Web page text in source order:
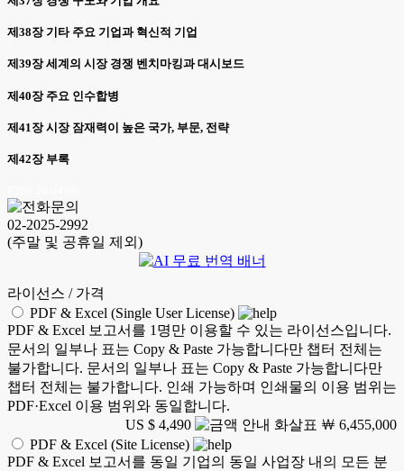
제38장 기타 주요 기업과 혁신적 기업
제39장 세계의 시장 경쟁 벤치마킹과 대시보드
제40장 주요 인수합병
제41장 시장 잠재력이 높은 국가, 부문, 전략
제42장 부록
02-2025-2992
(주말 및 공휴일 제외)
라이선스 / 가격
PDF & Excel (Single User License)
PDF & Excel 보고서를 1명만 이용할 수 있는 라이선스입니다.
문서의 일부나 표는 Copy & Paste 가능합니다만 챕터 전체는
불가합니다. 문서의 일부나 표는 Copy & Paste 가능합니다만
챕터 전체는 불가합니다. 인쇄 가능하며 인쇄물의 이용 범위는
PDF·Excel 이용 범위와 동일합니다.
US $ 4,490
￦ 6,455,000
PDF & Excel (Site License)
PDF & Excel 보고서를 동일 기업의 동일 사업장 내의 모든 분